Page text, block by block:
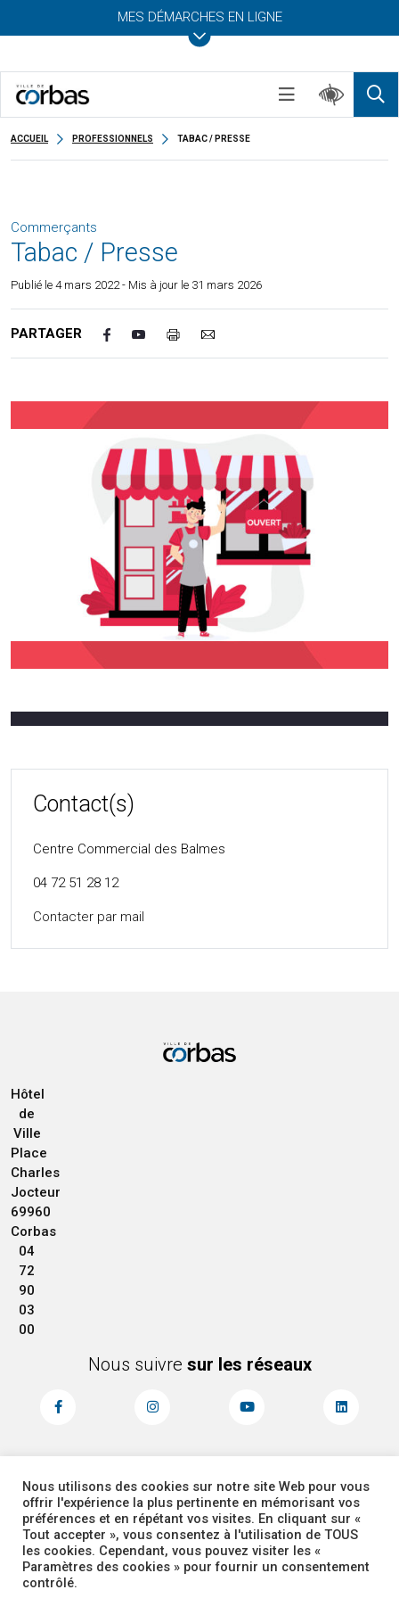
MES DÉMARCHES EN LIGNE
ACCUEIL PROFESSIONNELS TABAC / PRESSE
Commerçants
Tabac / Presse
Publié le 4 mars 2022- Mis à jour le 31 mars 2026
PARTAGER
Contact(s)
Centre Commercial des Balmes
04 72 51 28 12
Contacter par mail
Hôtel
de
Ville
Place
Charles
Jocteur
69960
Corbas
04
72
90
03
00
Nous suivre sur les réseaux
MENTIONS LÉGALES
PLAN DU SITE
ACCESSIBILITÉ
ADMINISTRATEUR
COOKIES
Nous utilisons des cookies sur notre site Web pour vous
offrir l'expérience la plus pertinente en mémorisant vos
préférences et en répétant vos visites. En cliquant sur «
Tout accepter », vous consentez à l'utilisation de TOUS
les cookies. Cependant, vous pouvez visiter les «
Paramètres des cookies » pour fournir un consentement
contrôlé.